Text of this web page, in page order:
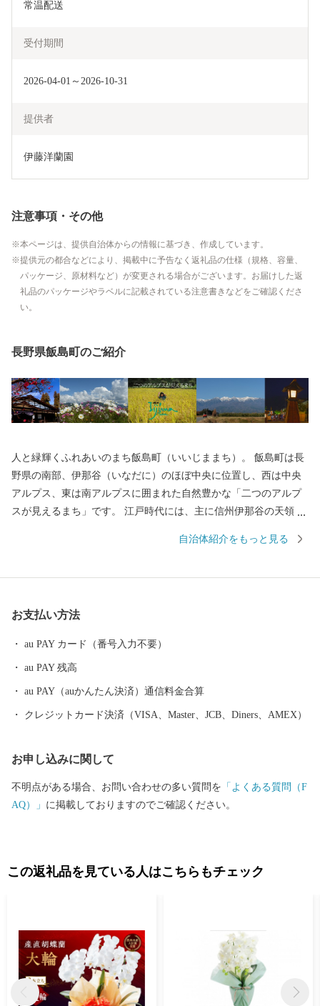
常温配送
受付期間
2026-04-01～2026-10-31
提供者
伊藤洋蘭園
注意事項・その他
本ページは、提供自治体からの情報に基づき、作成しています。
提供元の都合などにより、掲載中に予告なく返礼品の仕様（規格、容量、
パッケージ、原材料など）が変更される場合がございます。お届けした返
礼品のパッケージやラベルに記載されている注意書きなどをご確認くださ
い。
長野県飯島町のご紹介
人と緑輝くふれあいのまち飯島町（いいじままち）。 飯島町は長
野県の南部、伊那谷（いなだに）のほぼ中央に位置し、西は中央
アルプス、東は南アルプスに囲まれた自然豊かな「二つのアルプ
スが見えるまち」です。 江戸時代には、主に信州伊那谷の天領を
伊那県庁に引き継がれるなど、長年にわたり政治の中心として栄
農産物の産地です。
自治体紹介をもっと見る
お支払い方法
au PAY カード（番号入力不要）
au PAY 残高
au PAY（auかんたん決済）通信料金合算
クレジットカード決済（VISA、Master、JCB、Diners、AMEX）
お申し込みに関して
不明点がある場合、お問い合わせの多い質問を 「よくある質問（F
AQ）」 に掲載しておりますのでご確認ください。
この返礼品を見ている人はこちらもチェック